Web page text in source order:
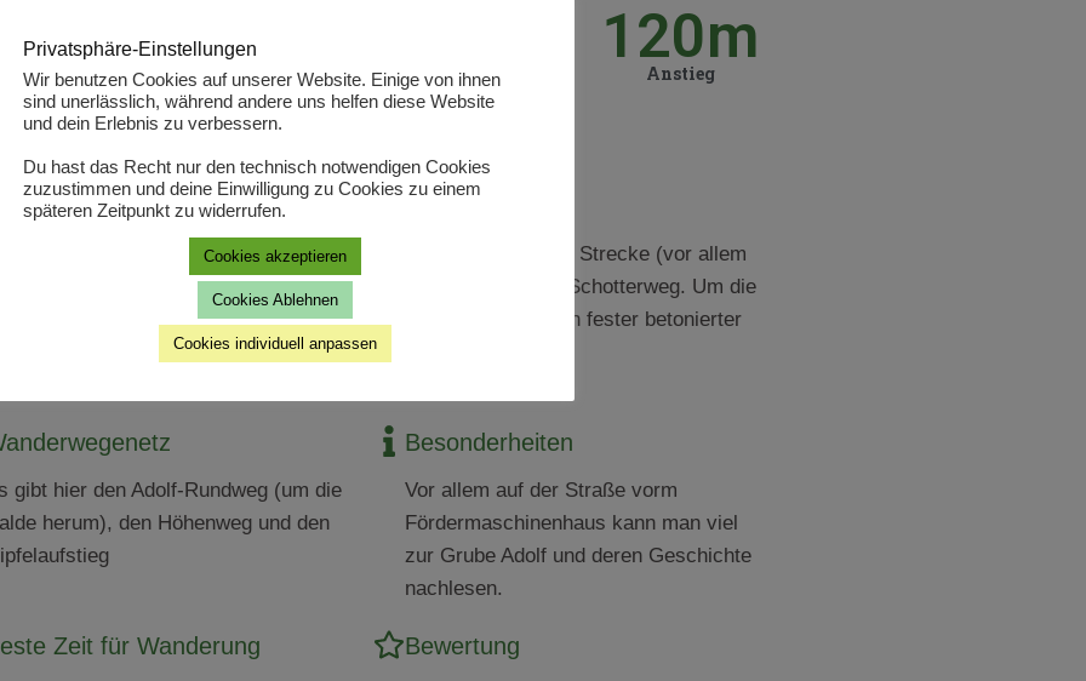
Dauer
≈ 2 Stunden
km
Anstieg
120m
Tour ist grundsätzlich leicht,
ist das Stück zwischen
und Maschinenhaus.
nicht fit ist, hier bitte den Weg
Der größte Teil der Strecke (vor allem
auf der Halde) ist Schotterweg. Um die
Halde herum ist ein fester betonierter
gibt hier den Adolf-Rundweg (um die
herum), den Höhenweg und den
Besonderheiten
Vor allem auf der Straße vorm
Fördermaschinenhaus kann man viel
zur Grube Adolf und deren Geschichte
nachlesen.
Zeit für Wanderung Bewertung
Privatsphäre-Einstellungen
Wir benutzen Cookies auf unserer Website. Einige von ihnen
sind unerlässlich, während andere uns helfen diese Website
und dein Erlebnis zu verbessern.
Du hast das Recht nur den technisch notwendigen Cookies
zuzustimmen und deine Einwilligung zu Cookies zu einem
späteren Zeitpunkt zu widerrufen.
Cookies akzeptieren
Cookies Ablehnen
Cookies individuell anpassen